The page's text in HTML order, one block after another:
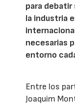
para
la industria
necesarias
entorno
Entre los
Joaquim